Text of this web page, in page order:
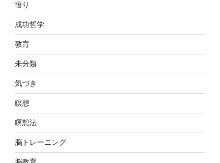
悟り
成功哲学
教育
未分類
気づき
瞑想
瞑想法
脳トレーニング